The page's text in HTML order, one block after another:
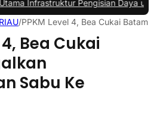
Pengisian Daya untuk Mobil
/PPKM Level 4, Bea Cukai Batam
Bea Cukai
Sabu Ke